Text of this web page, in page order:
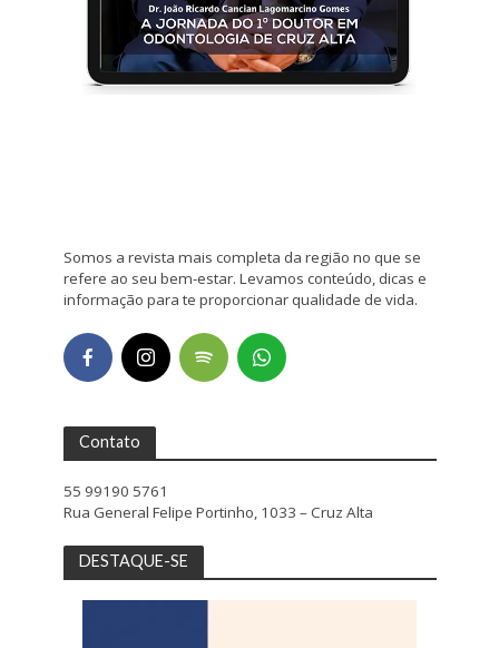
Somos a revista mais completa da região no que se
refere ao seu bem-estar. Levamos conteúdo, dicas e
informação para te proporcionar qualidade de vida.
Contato
55 99190 5761
Rua General Felipe Portinho, 1033 – Cruz Alta
DESTAQUE-SE